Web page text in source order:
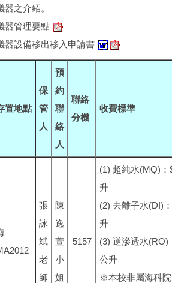
之介紹。
器管理要點
設備移出移入申請書
置地點
保
管
人
預
約
聯
絡
人
聯絡
分機
收費標準
張
詠
斌
老
師
陳
逸
萱
小
姐
5157
(1) 超純水(MQ)：
升
(2) 去離子水(DI)
升
(3) 逆滲透水(RO)
公升
※本校非屬海科